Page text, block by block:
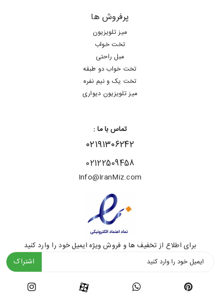
پرفروش ها
میز تلویزیون
تخت خواب
مبل راحتی
تخت خواب دو طبقه
تخت یک و نیم نفره
میز تلویزیون دیواری
تماس با ما :
۰۲۱۹۱۳۰۶۲۴۲
02122509458
Info@IranMiz.com
برای اطلاع از تخفیف ها و فروش ویژه ایمیل خود را وارد کنید
اشتراک